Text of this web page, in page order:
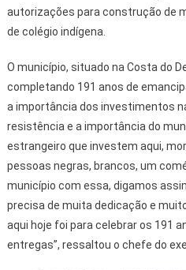
autorizações para construção de
de colégio indígena.
O município, situado na Costa do
completando 191 anos de
a importância dos investimentos
resistência e a importância do
estrangeiro que investem aqui,
pessoas negras, brancos, um
município com essa, digamos
precisa de muita dedicação e
aqui hoje foi para celebrar os 191
entregas”, ressaltou o chefe do